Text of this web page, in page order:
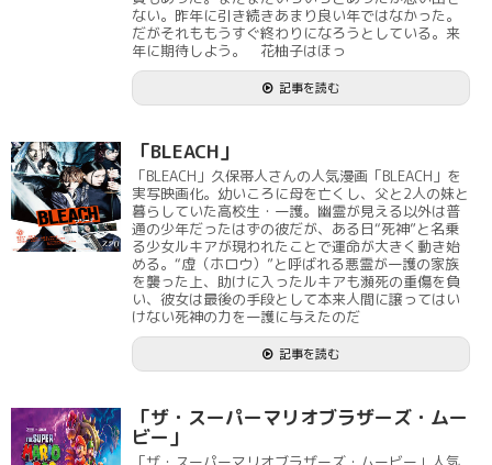
ない。昨年に引き続きあまり良い年ではなかった。
だがそれももうすぐ終わりになろうとしている。来
年に期待しよう。 花柚子はほっ
記事を読む
「BLEACH」
「BLEACH」久保帯人さんの人気漫画「BLEACH」を
実写映画化。幼いころに母を亡くし、父と2人の妹と
暮らしていた高校生・一護。幽霊が見える以外は普
通の少年だったはずの彼だが、ある日“死神”と名乗
る少女ルキアが現われたことで運命が大きく動き始
める。“虚（ホロウ）”と呼ばれる悪霊が一護の家族
を襲った上、助けに入ったルキアも瀕死の重傷を負
い、彼女は最後の手段として本来人間に譲ってはい
けない死神の力を一護に与えたのだ
記事を読む
「ザ・スーパーマリオブラザーズ・ムー
ビー」